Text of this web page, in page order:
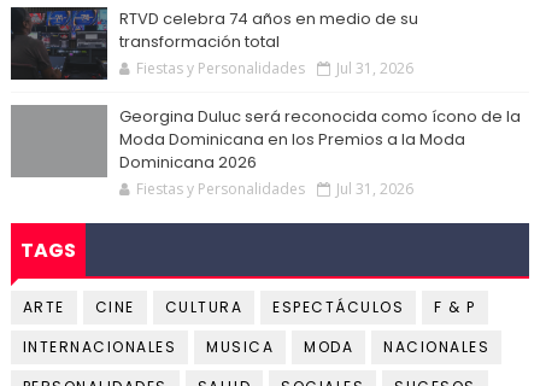
RTVD celebra 74 años en medio de su
transformación total
Fiestas y Personalidades Jul 31, 2026
Georgina Duluc será reconocida como ícono de la
Moda Dominicana en los Premios a la Moda
Dominicana 2026
Fiestas y Personalidades Jul 31, 2026
TAGS
ARTE CINE CULTURA ESPECTÁCULOS
F & P
INTERNACIONALES
MUSICA MODA
NACIONALES